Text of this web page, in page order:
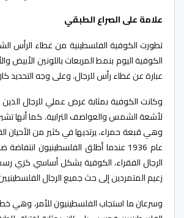
علامة على الصراع الطبقي
تطورت الكوفية الفلسطينية من غطاء الرأس
الكوفية اليوم بنمط المربعات باللونين
عبارة عن غطاء رأس للرجال. وعلى وجه التحديد
وكانت الكوفية بمثابة غرض عملي للرجال
لأشعة الشمس والعواصف الترابية. كما أنها
وهي قبعة حمراء، يرتديها في كثير من الأحيان
عام 1936 عندما أطلق الفلسطينيون
الرجال الفقراء، الكوفية بشكل أساسي كزي
زعيم المتمردين إلى حث جميع الرجال
وسرعان ما استجاب الفلسطينيون للأمر، وهي